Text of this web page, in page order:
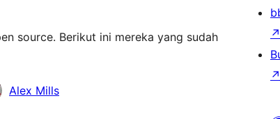
source. Berikut ini mereka yang sudah
Alex Mills
↗
↗